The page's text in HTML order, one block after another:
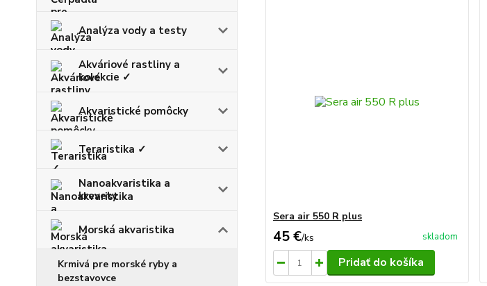
Analýza vody a testy
Akváriové rastliny a
kolekcie ✓
Akvaristické pomôcky
Teraristika ✓
Nanoakvaristika a
krevety
Morská akvaristika
Krmivá pre morské ryby a
bezstavovce
Sera air 550 R plus
45 €/ks skladom
Pridať do košíka